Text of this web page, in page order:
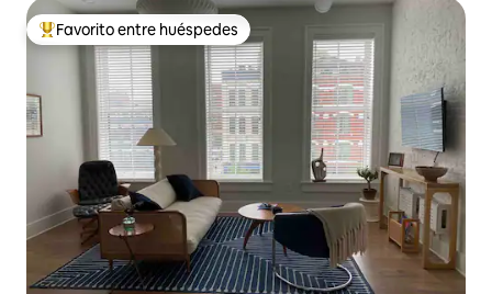
Favorito entre los huéspedes más destacados
Favorito entre huéspedes